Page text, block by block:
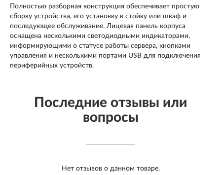
Полностью разборная конструкция обеспечивает простую
сборку устройства, его установку в стойку или шкаф и
последующее обслуживание. Лицевая панель корпуса
оснащена несколькими светодиодными индикаторами,
информирующими о статусе работы сервера, кнопками
управления и несколькими портами USB для подключения
периферийных устройств.
Последние отзывы или
вопросы
Нет отзывов о данном товаре.